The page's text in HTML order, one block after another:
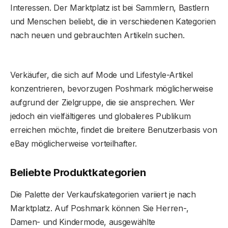
Interessen. Der Marktplatz ist bei Sammlern, Bastlern
und Menschen beliebt, die in verschiedenen Kategorien
nach neuen und gebrauchten Artikeln suchen.
Verkäufer, die sich auf Mode und Lifestyle-Artikel
konzentrieren, bevorzugen Poshmark möglicherweise
aufgrund der Zielgruppe, die sie ansprechen. Wer
jedoch ein vielfältigeres und globaleres Publikum
erreichen möchte, findet die breitere Benutzerbasis von
eBay möglicherweise vorteilhafter.
Beliebte Produktkategorien
Die Palette der Verkaufskategorien variiert je nach
Marktplatz. Auf Poshmark können Sie Herren-,
Damen- und Kindermode, ausgewählte